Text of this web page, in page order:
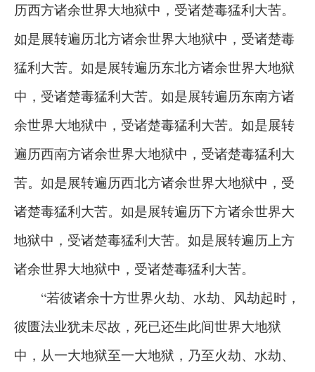
历西方诸余世界大地狱中，受诸楚毒猛利大苦。
如是展转遍历北方诸余世界大地狱中，受诸楚毒
猛利大苦。如是展转遍历东北方诸余世界大地狱
中，受诸楚毒猛利大苦。如是展转遍历东南方诸
余世界大地狱中，受诸楚毒猛利大苦。如是展转
遍历西南方诸余世界大地狱中，受诸楚毒猛利大
苦。如是展转遍历西北方诸余世界大地狱中，受
诸楚毒猛利大苦。如是展转遍历下方诸余世界大
地狱中，受诸楚毒猛利大苦。如是展转遍历上方
诸余世界大地狱中，受诸楚毒猛利大苦。
“若彼诸余十方世界火劫、水劫、风劫起时，
彼匮法业犹未尽故，死已还生此间世界大地狱
中，从一大地狱至一大地狱，乃至火劫、水劫、